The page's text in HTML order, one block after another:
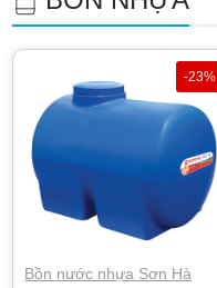
-23%
Bồn nước nhựa Sơn Hà